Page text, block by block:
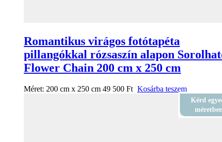
Romantikus virágos fotótapéta
pillangókkal rózsaszín alapon
Flower Chain 200 cm x 250 cm
Méret: 200 cm x 250 cm 49 500 Ft Kosárba teszem
Kérd